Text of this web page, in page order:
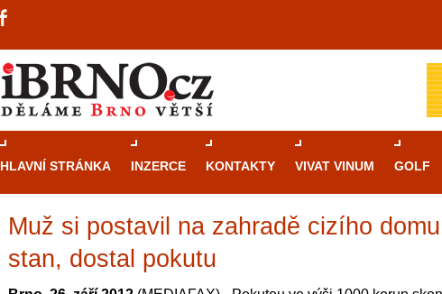
HLAVNÍ STRÁNKA INZERCE KONTAKTY VIVAT VINUM GOLF
Muž si postavil na zahradě cizího
stan, dostal pokutu
Průvodcekasinovými
Brno je městem známým pro